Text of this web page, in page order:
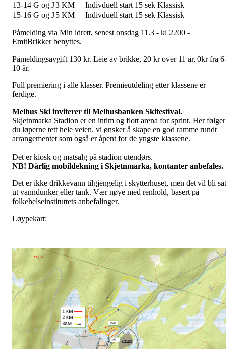
13-14 G og J3 KM
Indivduell start 15 sek Klassisk
15-16 G og J5 KM Indivduell start 15 sek Klassisk
Påmelding via Min idrett, senest onsdag 11.3 - kl 2200 -
EmitBrikker benyttes.
Påmeldingsavgift 130 kr. Leie av brikke, 20 kr over 11 år, 0kr fra
10 år.
Full premiering i alle klasser. Premieutdeling etter klassene er
ferdige.
Melhus Ski inviterer til Melhusbanken Skifestival.
Skjetnmarka Stadion er en intim og flott arena for sprint. Her følger
du løperne tett hele veien. vi ønsker å skape en god ramme rundt
arrangementet som også er åpent for de yngste klassene.
Det er kiosk og matsalg på stadion utendørs.
NB! Dårlig mobildekning i Skjetnmarka, kontanter anbefales.
Det er ikke drikkevann tilgjengelig i skytterhuset, men det vil bli
ut vanndunker eller tank. Vær nøye med renhold, basert på
folkehelseinstituttets anbefalinger.
Løypekart: